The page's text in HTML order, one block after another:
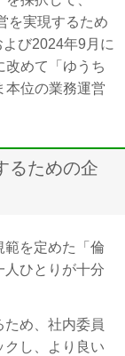
を実現するため
び2024年9月に
改めて「ゆうち
本位の業務運営
るための企
範を定めた「倫
人ひとりが十分
め、社内委員
クし、より良い